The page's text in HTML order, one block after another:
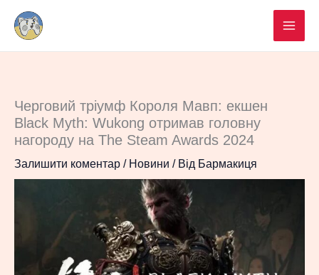
Перейти
вмісту
Черговий тріумф Короля Мавп: екшен
Black Myth: Wukong отримав головну
нагороду на The Steam Awards 2024
Залишити коментар / Новини / Від Бармакиця